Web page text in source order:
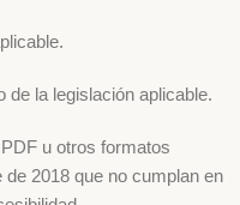
de la legislación aplicable.
u otros formatos
2018 que no cumplan en